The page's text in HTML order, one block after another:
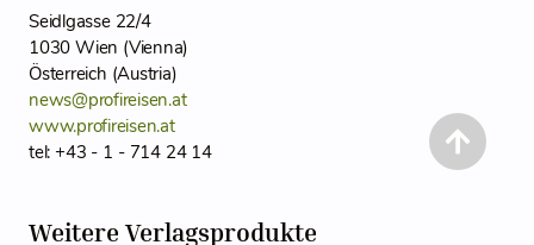
Seidlgasse 22/4
1030 Wien (Vienna)
Österreich (Austria)
news@profireisen.at
www.profireisen.at
tel: +43 - 1 - 714 24 14
Weitere Verlagsprodukte